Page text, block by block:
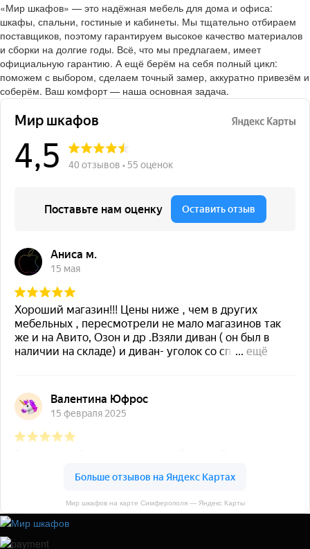
«Мир шкафов» — это надёжная мебель для дома и офиса:
шкафы, спальни, гостиные и кабинеты. Мы тщательно отбираем
поставщиков, поэтому гарантируем высокое качество материалов
и сборки на долгие годы. Всё, что мы предлагаем, имеет
официальную гарантию. А ещё берём на себя полный цикл:
поможем с выбором, сделаем точный замер, аккуратно привезём и
соберём. Ваш комфорт — наша основная задача.
Мир шкафов на карте Симферополя — Яндекс Карты